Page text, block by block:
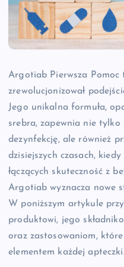
Argotiab Pierwsza
zrewolucjonizował
Jego unikalna formuła,
srebra, zapewnia nie tylko
dezynfekcję, ale również
dzisiejszych czasach,
łączących skuteczność z
Argotiab wyznacza nowe
W poniższym artykule
produktowi, jego
oraz zastosowaniom,
elementem każdej apteczki.